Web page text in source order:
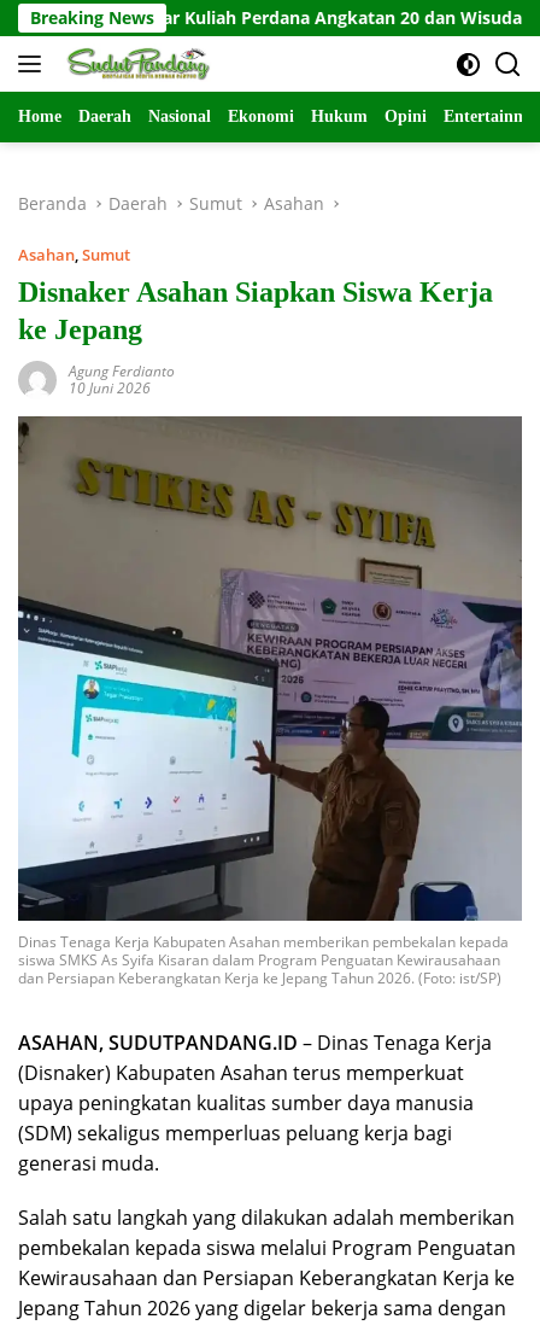
Langsung
ke
konten
Breaking News
Kuliah Perdana Angkatan 20 dan Wisuda KPQ+
Home Daerah Nasional Ekonomi Hukum Opini
Beranda Daerah Sumut Asahan
Asahan,Sumut
Disnaker Asahan Siapkan Siswa Kerja
ke Jepang
Agung Ferdianto
10 Juni 2026
Dinas Tenaga Kerja Kabupaten Asahan memberikan pembekalan kepada
siswa SMKS As Syifa Kisaran dalam Program Penguatan Kewirausahaan
dan Persiapan Keberangkatan Kerja ke Jepang Tahun 2026. (Foto: ist/SP)
ASAHAN, SUDUTPANDANG.ID – Dinas Tenaga Kerja
(Disnaker) Kabupaten Asahan terus memperkuat
upaya peningkatan kualitas sumber daya manusia
(SDM) sekaligus memperluas peluang kerja bagi
generasi muda.
Salah satu langkah yang dilakukan adalah memberikan
pembekalan kepada siswa melalui Program Penguatan
Kewirausahaan dan Persiapan Keberangkatan Kerja ke
Jepang Tahun 2026 yang digelar bekerja sama dengan